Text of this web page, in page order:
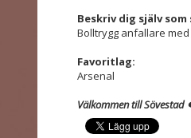
Beskriv dig själv som
Bolltrygg anfallare
Favoritlag:
Arsenal
Välkommen till